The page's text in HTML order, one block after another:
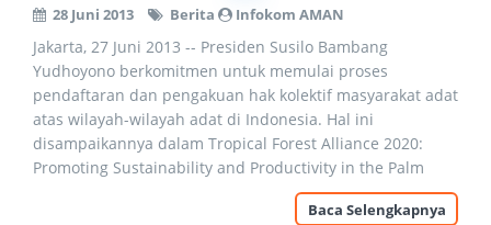
28 Juni 2013 Berita Infokom AMAN
Jakarta, 27 Juni 2013 -- Presiden Susilo Bambang
Yudhoyono berkomitmen untuk memulai proses
pendaftaran dan pengakuan hak kolektif masyarakat adat
atas wilayah-wilayah adat di Indonesia. Hal ini
disampaikannya dalam Tropical Forest Alliance 2020:
Promoting Sustainability and Productivity in the Palm
Baca Selengkapnya